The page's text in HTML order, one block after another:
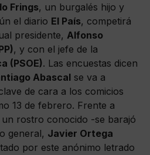
Frings, un burgalés hijo y
el diario El País, competirá
presidente, Alfonso
, y con el jefe de la
(PSOE). Las encuestas dicen
Abascal se va a
de cara a los comicios
13 de febrero. Frente a
rostro conocido -se barajó
general, Javier Ortega
por este anónimo letrado